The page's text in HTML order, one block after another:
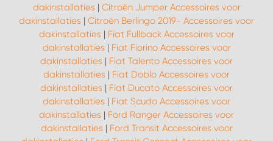
dakinstallaties | Citroën Jumper Accessoires voor
dakinstallaties | Citroën Berlingo 2019- Accessoires voor
dakinstallaties | Fiat Fullback Accessoires voor
dakinstallaties | Fiat Fiorino Accessoires voor
dakinstallaties | Fiat Talento Accessoires voor
dakinstallaties | Fiat Doblo Accessoires voor
dakinstallaties | Fiat Ducato Accessoires voor
dakinstallaties | Fiat Scudo Accessoires voor
dakinstallaties | Ford Ranger Accessoires voor
dakinstallaties | Ford Transit Accessoires voor